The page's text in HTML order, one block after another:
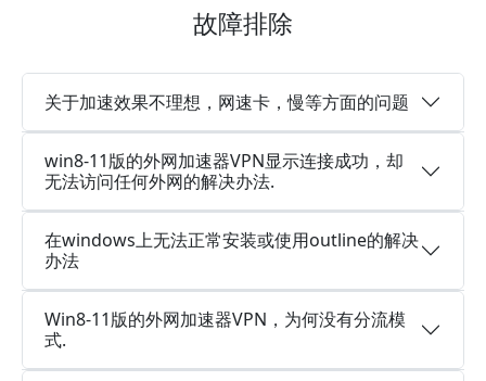
故障排除
关于加速效果不理想，网速卡，慢等方面的问题
win8-11版的外网加速器VPN显示连接成功，却
无法访问任何外网的解决办法.
在windows上无法正常安装或使用outline的解决
办法
Win8-11版的外网加速器VPN，为何没有分流模
式.